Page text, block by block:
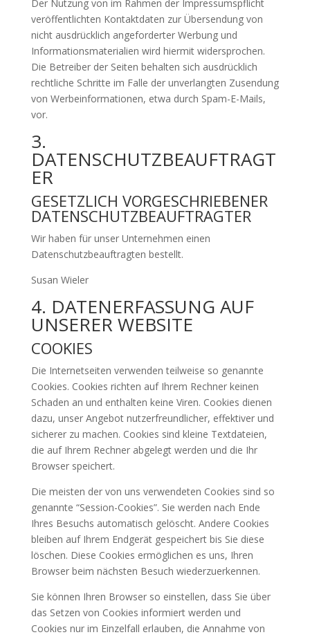
Der Nutzung von im Rahmen der Impressumspflicht
veröffentlichten Kontaktdaten zur Übersendung von
nicht ausdrücklich angeforderter Werbung und
Informationsmaterialien wird hiermit widersprochen.
Die Betreiber der Seiten behalten sich ausdrücklich
rechtliche Schritte im Falle der unverlangten Zusendung
von Werbeinformationen, etwa durch Spam-E-Mails,
vor.
3.
DATENSCHUTZBEAUFTRAGT
ER
GESETZLICH VORGESCHRIEBENER
DATENSCHUTZBEAUFTRAGTER
Wir haben für unser Unternehmen einen
Datenschutzbeauftragten bestellt.
Susan Wieler
4. DATENERFASSUNG AUF
UNSERER WEBSITE
COOKIES
Die Internetseiten verwenden teilweise so genannte
Cookies. Cookies richten auf Ihrem Rechner keinen
Schaden an und enthalten keine Viren. Cookies dienen
dazu, unser Angebot nutzerfreundlicher, effektiver und
sicherer zu machen. Cookies sind kleine Textdateien,
die auf Ihrem Rechner abgelegt werden und die Ihr
Browser speichert.
Die meisten der von uns verwendeten Cookies sind so
genannte “Session-Cookies”. Sie werden nach Ende
Ihres Besuchs automatisch gelöscht. Andere Cookies
bleiben auf Ihrem Endgerät gespeichert bis Sie diese
löschen. Diese Cookies ermöglichen es uns, Ihren
Browser beim nächsten Besuch wiederzuerkennen.
Sie können Ihren Browser so einstellen, dass Sie über
das Setzen von Cookies informiert werden und
Cookies nur im Einzelfall erlauben, die Annahme von